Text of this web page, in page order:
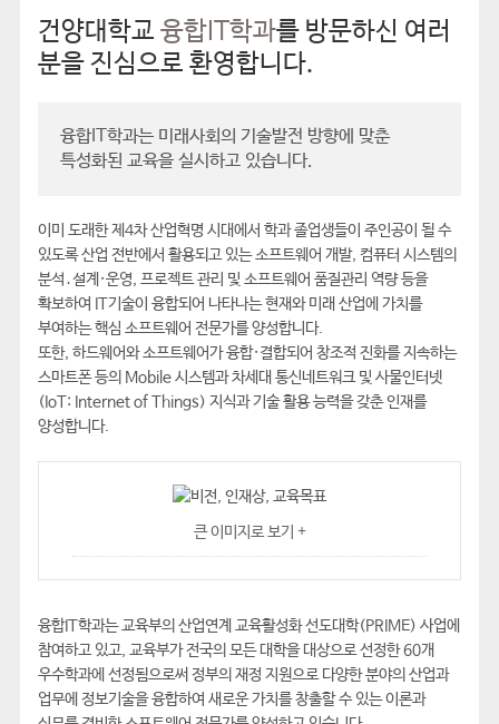
건양대학교융합IT학과를 방문하신 여러
분을 진심으로 환영합니다.
융합IT학과는 미래사회의 기술발전 방향에 맞춘
특성화된 교육을 실시하고 있습니다.
이미 도래한 제4차 산업혁명 시대에서 학과 졸업생들이 주인공이 될 수
있도록 산업 전반에서 활용되고 있는 소프트웨어 개발, 컴퓨터 시스템의
분석․설계·운영, 프로젝트 관리 및 소프트웨어 품질관리 역량 등을
확보하여 IT기술이 융합되어 나타나는 현재와 미래 산업에 가치를
부여하는 핵심 소프트웨어 전문가를 양성합니다.
또한, 하드웨어와 소프트웨어가 융합·결합되어 창조적 진화를 지속하는
스마트폰 등의 Mobile 시스템과 차세대 통신네트워크 및 사물인터넷
(IoT: Internet of Things) 지식과 기술 활용 능력을 갖춘 인재를
양성합니다.
큰 이미지로 보기 +
융합IT학과는 교육부의 산업연계 교육활성화 선도대학(PRIME) 사업에
참여하고 있고, 교육부가 전국의 모든 대학을 대상으로 선정한 60개
우수학과에 선정됨으로써 정부의 재정 지원으로 다양한 분야의 산업과
업무에 정보기술을 융합하여 새로운 가치를 창출할 수 있는 이론과